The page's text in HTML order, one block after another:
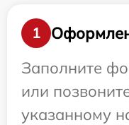
1
Заполните
или
указанному